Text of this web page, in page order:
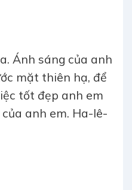
Ánh sáng của anh
mặt thiên hạ, để
tốt đẹp anh em
anh em. Ha-lê-